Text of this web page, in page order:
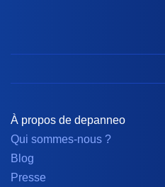
À propos de depanneo
Qui sommes-nous ?
Blog
Presse